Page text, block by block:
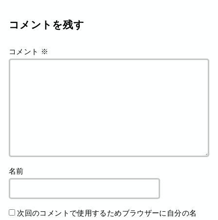
コメントを残す
コメント ※
名前
次回のコメントで使用するためブラウザーに自分の名